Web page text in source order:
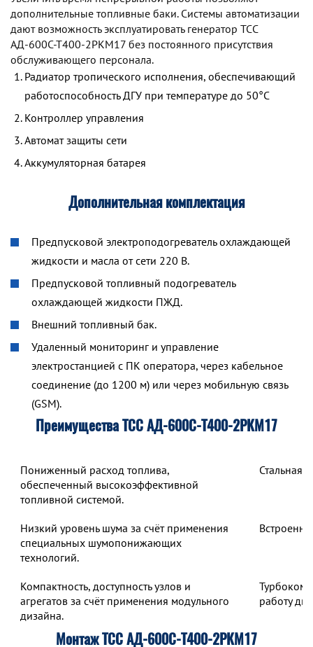
дополнительные топливные баки. Системы автоматизации
дают возможность эксплуатировать генератор TCC
АД-600С-Т400-2РКМ17 без постоянного присутствия
обслуживающего персонала.
Радиатор тропического исполнения, обеспечивающий
работоспособность ДГУ при температуре до 50°С
Контроллер управления
Автомат защиты сети
Аккумуляторная батарея
Дополнительная комплектация
Предпусковой электроподогреватель охлаждающей
жидкости и масла от сети 220 В.
Предпусковой топливный подогреватель
охлаждающей жидкости ПЖД.
Внешний топливный бак.
Удаленный мониторинг и управление
электростанцией с ПК оператора, через кабельное
соединение (до 1200 м) или через мобильную связь
(GSM).
Преимущества ТСС АД-600С-Т400-2РКМ17
Пониженный расход топлива,
обеспеченный высокоэффективной
топливной системой.
Стальная
Низкий уровень шума за счёт применения
специальных шумопонижающих
технологий.
Компактность, доступность узлов и
агрегатов за счёт применения модульного
дизайна.
работу
Монтаж ТСС АД-600С-Т400-2РКМ17